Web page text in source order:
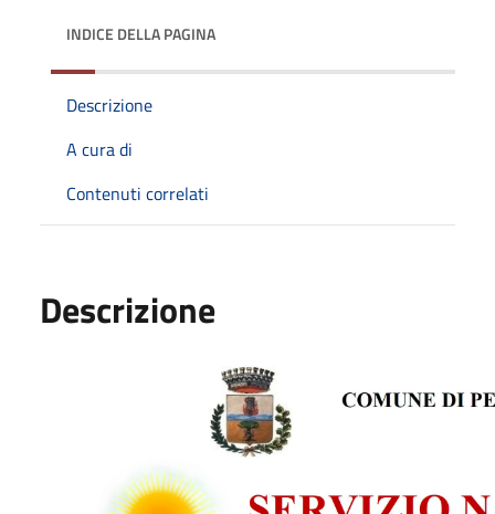
INDICE DELLA PAGINA
Descrizione
A cura di
Contenuti correlati
Descrizione